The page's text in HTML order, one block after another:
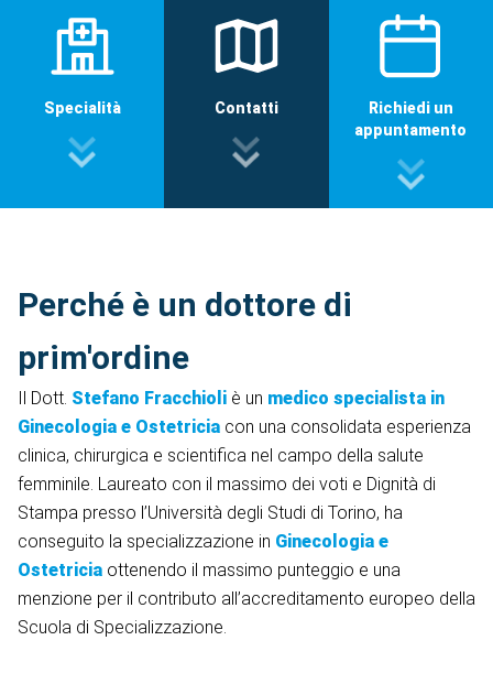
Specialità Contatti
Richiedi un
appuntamento
Perché è un dottore di
prim'ordine
Il Dott. Stefano Fracchioli è un medico specialista in
Ginecologia e Ostetricia con una consolidata esperienza
clinica, chirurgica e scientifica nel campo della salute
femminile. Laureato con il massimo dei voti e Dignità di
Stampa presso l’Università degli Studi di Torino, ha
conseguito la specializzazione in Ginecologia e
Ostetricia ottenendo il massimo punteggio e una
menzione per il contributo all’accreditamento europeo della
Scuola di Specializzazione.